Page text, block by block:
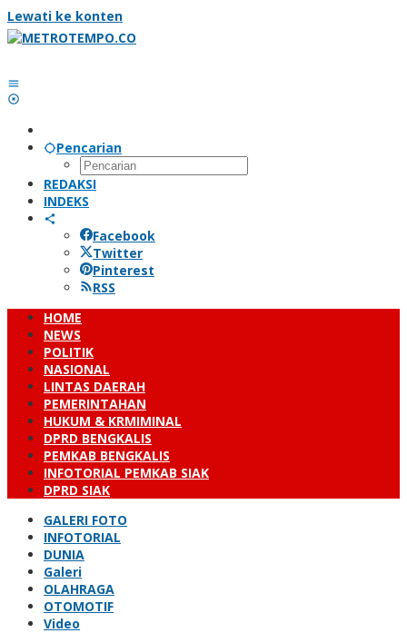
Lewati ke konten
Pencarian
REDAKSI
INDEKS
Facebook
Twitter
Pinterest
RSS
HOME
NEWS
POLITIK
NASIONAL
LINTAS DAERAH
PEMERINTAHAN
HUKUM & KRMIMINAL
DPRD BENGKALIS
PEMKAB BENGKALIS
INFOTORIAL PEMKAB SIAK
DPRD SIAK
GALERI FOTO
INFOTORIAL
DUNIA
Galeri
OLAHRAGA
OTOMOTIF
Video